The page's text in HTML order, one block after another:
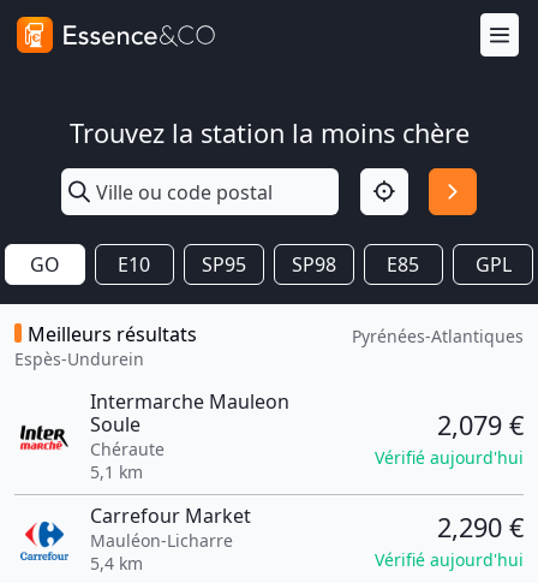
Trouvez la station la moins chère
GO E10 SP95 SP98 E85 GPL
Meilleurs résultats
Espès-Undurein
Pyrénées-Atlantiques
Intermarche Mauleon
Soule
Chéraute
5,1 km
2,079 €
Vérifié aujourd'hui
Carrefour Market
Mauléon-Licharre
5,4 km
2,290 €
Vérifié aujourd'hui